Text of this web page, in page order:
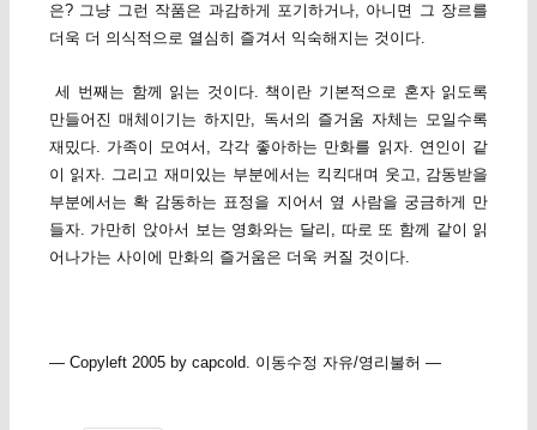
은? 그냥 그런 작품은 과감하게 포기하거나, 아니면 그 장르를
더욱 더 의식적으로 열심히 즐겨서 익숙해지는 것이다.
세 번째는 함께 읽는 것이다. 책이란 기본적으로 혼자 읽도록
만들어진 매체이기는 하지만, 독서의 즐거움 자체는 모일수록
재밌다. 가족이 모여서, 각각 좋아하는 만화를 읽자. 연인이 같
이 읽자. 그리고 재미있는 부분에서는 킥킥대며 웃고, 감동받을
부분에서는 확 감동하는 표정을 지어서 옆 사람을 궁금하게 만
들자. 가만히 앉아서 보는 영화와는 달리, 따로 또 함께 같이 읽
어나가는 사이에 만화의 즐거움은 더욱 커질 것이다.
— Copyleft 2005 by capcold. 이동수정 자유/영리불허 —